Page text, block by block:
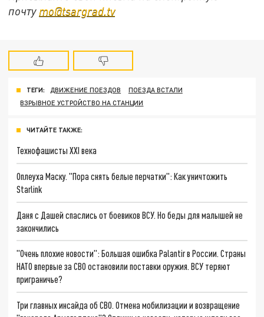
почту mo@tsargrad.tv
ТЕГИ: ДВИЖЕНИЕ ПОЕЗДОВ
ПОЕЗДА ВСТАЛИ
ВЗРЫВНОЕ УСТРОЙСТВО НА СТАНЦИИ
ЧИТАЙТЕ ТАКЖЕ:
Технофашисты XXI века
Оплеуха Маску. "Пора снять белые перчатки": Как уничтожить
Starlink
Даня с Дашей спаслись от боевиков ВСУ. Но беды для малышей не
закончились
"Очень плохие новости": Большая ошибка Palantir в России. Страны
НАТО впервые за СВО остановили поставки оружия. ВСУ теряют
приграничье?
Три главных инсайда об СВО. Отмена мобилизации и возвращение